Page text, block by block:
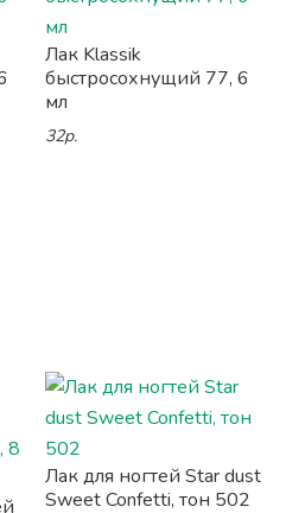
Лак Klassik
быстросохнущий 77, 6
мл
32р.
Лак для ногтей Star dust
Sweet Confetti, тон 502